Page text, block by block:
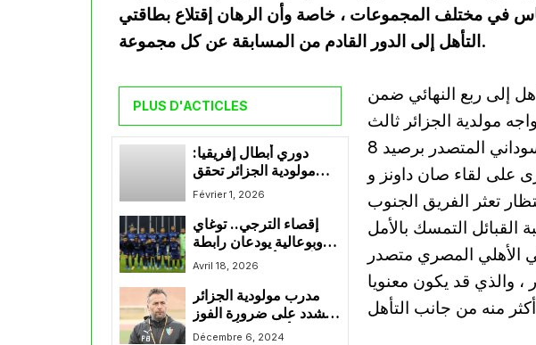
في مختلف المجموعات ، خاصة وأن الرهان إقتلاع بطاقتي
التأهل إلى الدور القادم من المسابقة عن كل مجموعة.
PLUS D'ACTICLES
دوري أبطال إفريقيا:
مولودية الجزائر تحقق
الفوز على لوبوبو وتحافظ
Février 1, 2026
إقصاء الترجي.. توغاي
وبوعالية يودعان رابطة
الأبطال أمام صن داونز
Avril 18, 2026
مدرب مولودية الجزائر
يشدد على ضرورة الفوز
أمام يانغ أفريكانز
Décembre 6, 2024
إلى ربع النهائي ضمن
مولدية الجزائر ثالث
المجموعة برصيد 4 نقاط الهلال السوداني المتصدر برصيد 8
على لقاء صان داونز و
تعثر الفريق الجنوب
القبائل التمسك بالأمل
الأهلي المصري متصدر
، والذي قد يكون معنويا